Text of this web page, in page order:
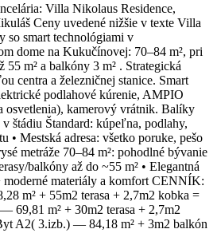
Villa Nikolaus Residence,
Ceny uvedené nižšie v texte Villa
so smart technológiami v
dome na Kukučínovej: 70–84 m², pri
55 m² a balkóny 3 m² . Strategická
centra a železničnej stanice. Smart
podlahové kúrenie, AMPIO
osvetlenia), kamerový vrátnik. Balíky
štádiu Štandard: kúpeľna, podlahy,
• Mestská adresa: všetko poruke, pešo
metráže 70–84 m²: pohodlné bývanie
balkóny až do ~55 m² • Elegantná
materiály a komfort CENNÍK:
m² + 55m2 terasa + 2,7m2 kobka =
69,81 m² + 30m2 terasa + 2,7m2
A2( 3.izb.) — 84,18 m² + 3m2 balkón